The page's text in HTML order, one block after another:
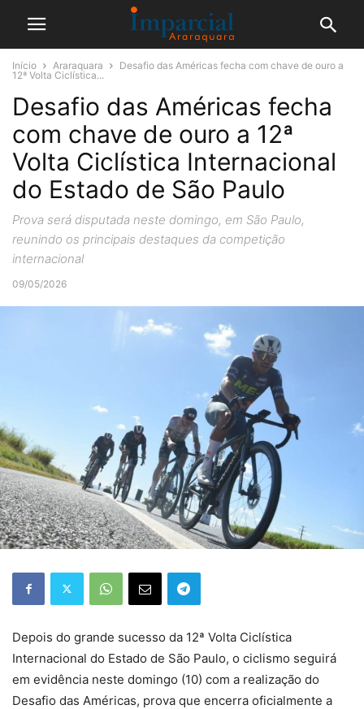
Início Araraquara
Desafio das Américas fecha com chave de ouro a
12ª Volta Ciclística...
Desafio das Américas fecha
com chave de ouro a 12ª
Volta Ciclística Internacional
do Estado de São Paulo
Prova será disputada neste domingo, em São Paulo,
reunindo os principais destaques da competição
internacional
09/05/2026
Depois do grande sucesso da 12ª Volta Ciclística
Internacional do Estado de São Paulo, o ciclismo seguirá
em evidência neste domingo (10) com a realização do
Desafio das Américas, prova que encerra oficialmente a